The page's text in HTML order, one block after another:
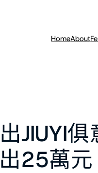
HomeAbout
JIUYI俱
25萬元